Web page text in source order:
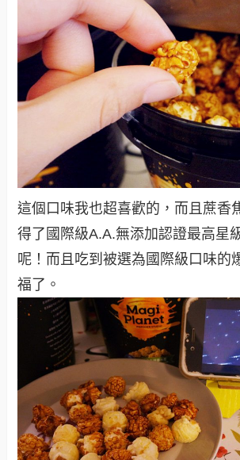
這個口味我也超喜歡的，而且蔗香
得了國際級A.A.無添加認證最高星
呢！而且吃到被選為國際級口味的
福了。